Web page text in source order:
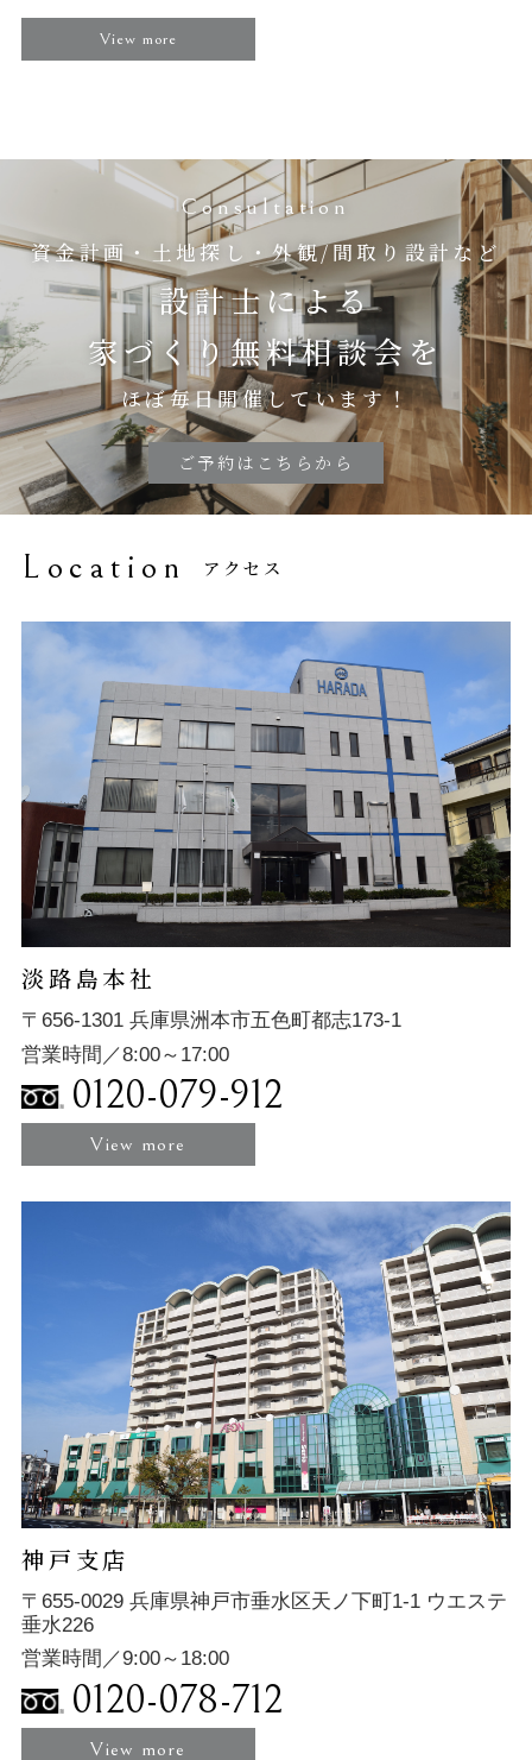
View more
Consultation
資金計画・土地探し・外観/間取り設計など
設計士による
家づくり無料相談会を
ほぼ毎日開催しています！
ご予約はこちらから
Location アクセス
淡路島本社
〒656-1301 兵庫県洲本市五色町都志173-1
営業時間／8:00～17:00
0120-079-912
View more
神戸支店
〒655-0029 兵庫県神戸市垂水区天ノ下町1-1 ウエステ
垂水226
営業時間／9:00～18:00
0120-078-712
View more